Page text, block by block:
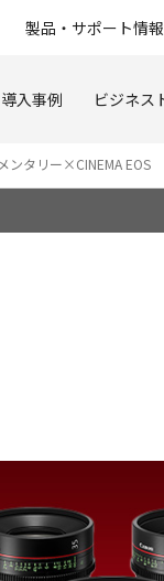
製品・サポート情報
導入事例 ビジネス
ンタリー×CINEMA EOS